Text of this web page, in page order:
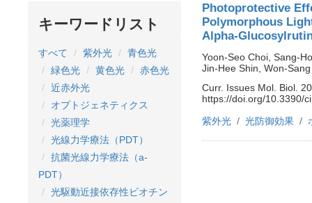
キーワードリスト
すべて 紫外光
青色光
緑色光
黄色光
赤色光
近赤外光
オプトジェネティクス
光薬理学
光線力学療法（PDT）
抗菌光線力学療法（a-
PDT）
光駆動近接依存性ビオチン
Photoprotective
Polymorphous
Alpha-
Yoon-Seo Choi, Sang-
Jin-Hee Shin, Won-
Curr. Issues Mol. Biol.
https://doi.org/10.3390/
紫外光
光防御効果